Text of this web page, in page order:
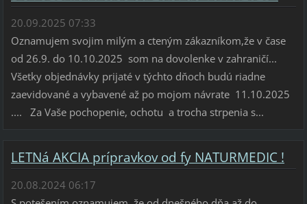
20.09.2025 07:33
Oznamujem svojim milým a cteným zákazníkom,že v čase
od 26.9. do 10.10.2025 som na dovolenke v zahraničí...
Všetky objednávky prijaté v týchto dňoch budú riadne
zaevidované a vybavené až po mojom návrate 11.10.2025
.... Za Vaše pochopenie, ochotu a trocha strpenia s...
LETNá AKCIA prípravkov od fy NATURMEDIC !
20.08.2024 06:17